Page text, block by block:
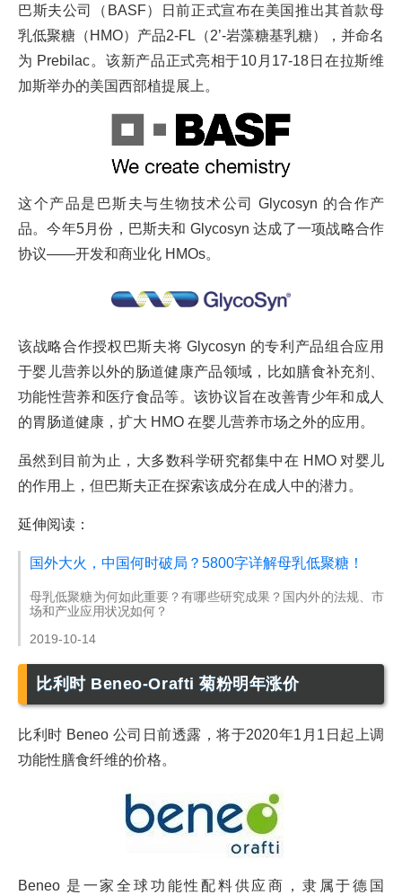
巴斯夫公司（BASF）日前正式宣布在美国推出其首款母
乳低聚糖（HMO）产品2-FL（2’-岩藻糖基乳糖），并命名
为 Prebilac。该新产品正式亮相于10月17-18日在拉斯维
加斯举办的美国西部植提展上。
这个产品是巴斯夫与生物技术公司 Glycosyn 的合作产
品。今年5月份，巴斯夫和 Glycosyn 达成了一项战略合作
协议——开发和商业化 HMOs。
该战略合作授权巴斯夫将 Glycosyn 的专利产品组合应用
于婴儿营养以外的肠道健康产品领域，比如膳食补充剂、
功能性营养和医疗食品等。该协议旨在改善青少年和成人
的胃肠道健康，扩大 HMO 在婴儿营养市场之外的应用。
虽然到目前为止，大多数科学研究都集中在 HMO 对婴儿
的作用上，但巴斯夫正在探索该成分在成人中的潜力。
延伸阅读：
国外大火，中国何时破局？5800字详解母乳低聚糖！
母乳低聚糖为何如此重要？有哪些研究成果？国内外的法规、市
场和产业应用状况如何？
2019-10-14
比利时 Beneo-Orafti 菊粉明年涨价
比利时 Beneo 公司日前透露，将于2020年1月1日起上调
功能性膳食纤维的价格。
Beneo 是一家全球功能性配料供应商，隶属于德国